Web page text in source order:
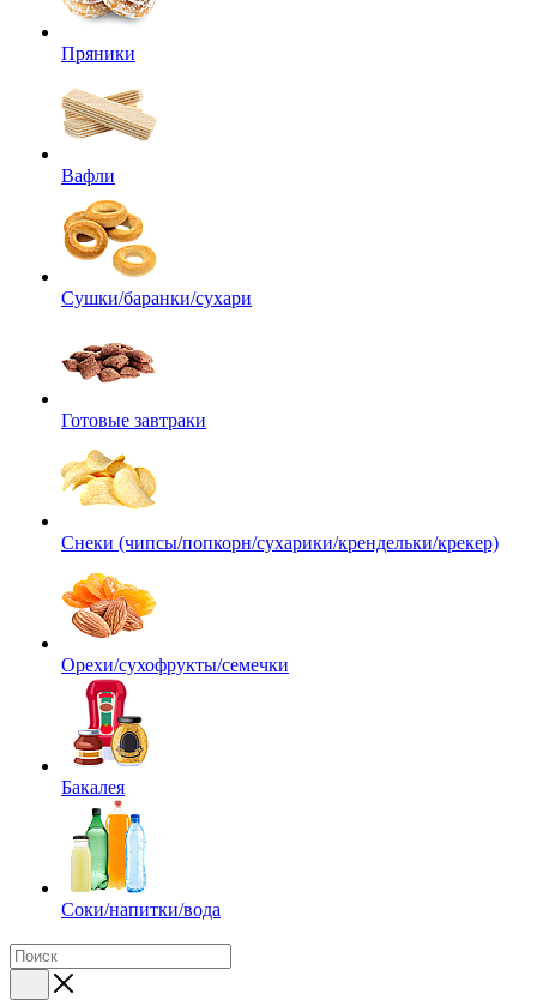
Пряники
Вафли
Сушки/баранки/сухари
Готовые завтраки
Снеки (чипсы/попкорн/сухарики/крендельки/крекер)
Орехи/сухофрукты/семечки
Бакалея
Соки/напитки/вода